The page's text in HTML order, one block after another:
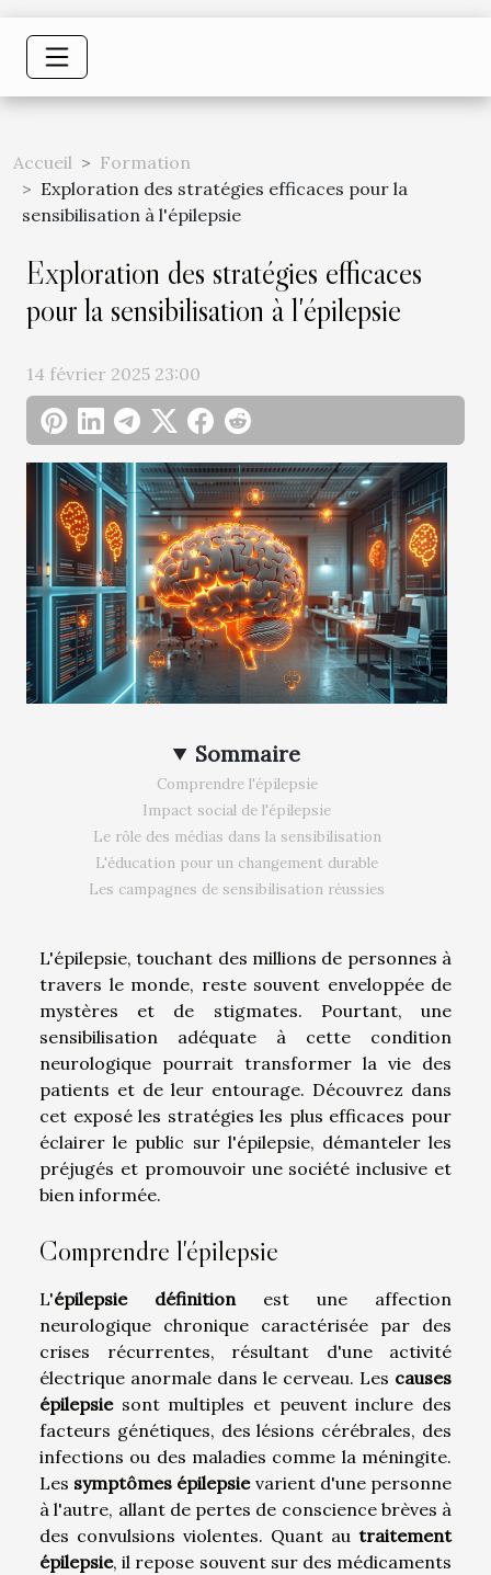
Accueil
Formation
Exploration des stratégies efficaces pour la
sensibilisation à l'épilepsie
Exploration des stratégies efficaces
pour la sensibilisation à l'épilepsie
14 février 2025 23:00
Sommaire
Comprendre l'épilepsie
Impact social de l'épilepsie
Le rôle des médias dans la sensibilisation
L'éducation pour un changement durable
Les campagnes de sensibilisation réussies
L'épilepsie, touchant des millions de personnes à
travers le monde, reste souvent enveloppée de
mystères et de stigmates. Pourtant, une
sensibilisation adéquate à cette condition
neurologique pourrait transformer la vie des
patients et de leur entourage. Découvrez dans
cet exposé les stratégies les plus efficaces pour
éclairer le public sur l'épilepsie, démanteler les
préjugés et promouvoir une société inclusive et
bien informée.
Comprendre l'épilepsie
L'épilepsie définition est une affection
neurologique chronique caractérisée par des
crises récurrentes, résultant d'une activité
électrique anormale dans le cerveau. Les causes
épilepsiesont multiples et peuvent inclure des
facteurs génétiques, des lésions cérébrales, des
infections ou des maladies comme la méningite.
Les symptômes épilepsievarient d'une personne
à l'autre, allant de pertes de conscience brèves à
des convulsions violentes. Quant au traitement
épilepsie, il repose souvent sur des médicaments